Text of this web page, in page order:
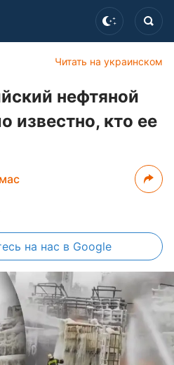
Читать на украинском
нефтяной
известно, кто ее
на нас в Google